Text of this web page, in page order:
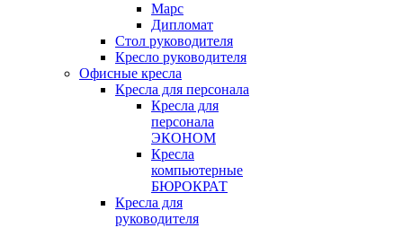
Марс
Дипломат
Стол руководителя
Кресло руководителя
Офисные кресла
Кресла для персонала
Кресла для
персонала
ЭКОНОМ
Кресла
компьютерные
БЮРОКРАТ
Кресла для
руководителя